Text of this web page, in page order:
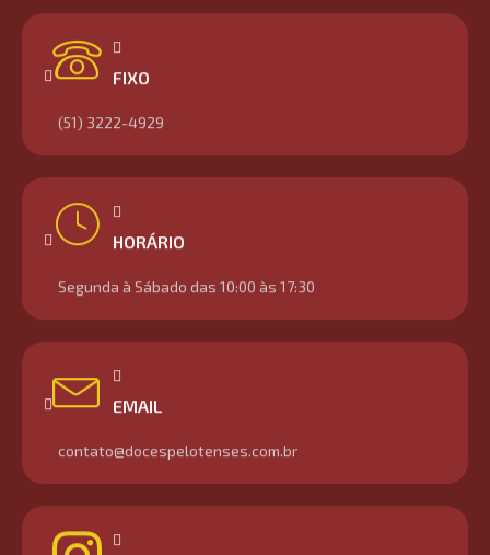
FIXO
(51) 3222-4929
HORÁRIO
Segunda à Sábado das 10:00 às 17:30
EMAIL
contato@docespelotenses.com.br